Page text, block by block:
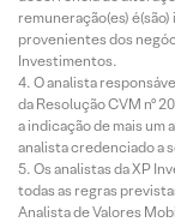
remuneração(es)
provenientes dos
Investimentos.
O analista
da Resolução CVM nº
a indicação de mais um
analista credenciado a
Os analistas da XP
todas as regras
Analista de Valores